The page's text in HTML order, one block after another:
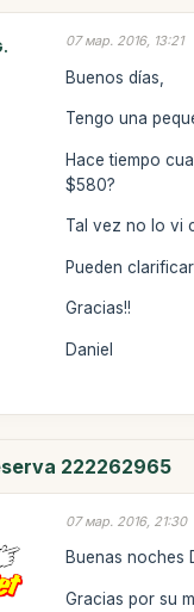
07 мар. 2016, 13:21
Buenos días,
Tengo una
Hace tiempo
$580?
Tal vez no lo vi
Pueden
Gracias!!
Daniel
222262965
07 мар. 2016, 21:30
Buenas noches
Gracias por su